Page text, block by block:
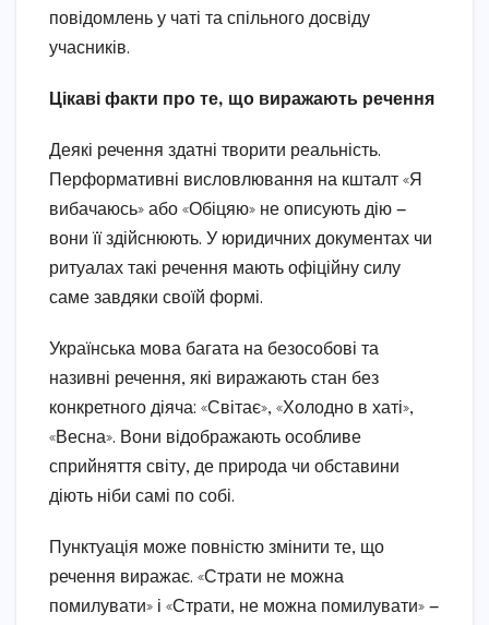
повідомлень у чаті та спільного досвіду
учасників.
Цікаві факти про те, що виражають речення
Деякі речення здатні творити реальність.
Перформативні висловлювання на кшталт «Я
вибачаюсь» або «Обіцяю» не описують дію —
вони її здійснюють. У юридичних документах чи
ритуалах такі речення мають офіційну силу
саме завдяки своїй формі.
Українська мова багата на безособові та
називні речення, які виражають стан без
конкретного діяча: «Світає», «Холодно в хаті»,
«Весна». Вони відображають особливе
сприйняття світу, де природа чи обставини
діють ніби самі по собі.
Пунктуація може повністю змінити те, що
речення виражає. «Страти не можна
помилувати» і «Страти, не можна помилувати» —